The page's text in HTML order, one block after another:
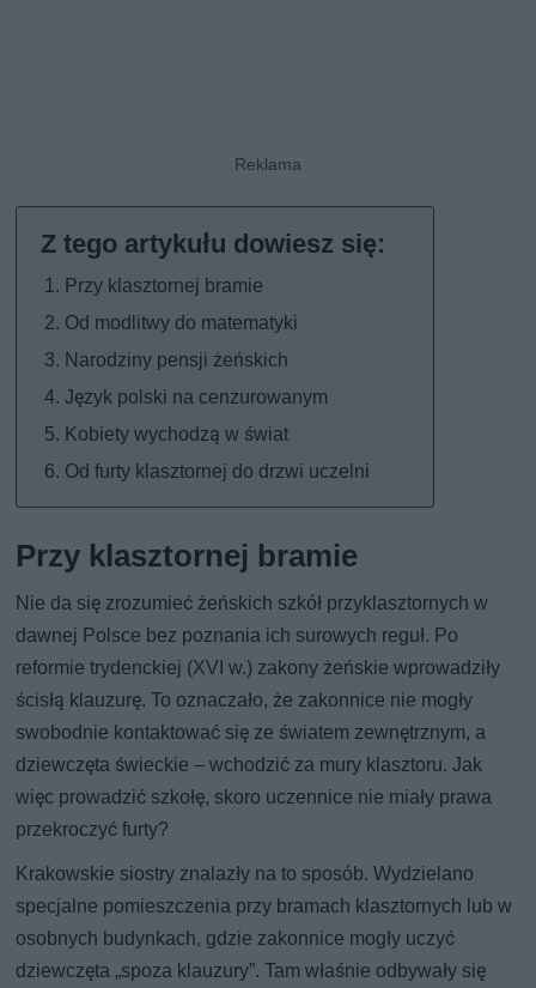
Przy klasztornej bramie
Od modlitwy do matematyki
Narodziny pensji żeńskich
Język polski na cenzurowanym
Kobiety wychodzą w świat
Od furty klasztornej do drzwi uczelni
Przy klasztornej bramie
Nie da się zrozumieć żeńskich szkół przyklasztornych w
dawnej Polsce bez poznania ich surowych reguł. Po
reformie trydenckiej (XVI w.) zakony żeńskie wprowadziły
ścisłą klauzurę. To oznaczało, że zakonnice nie mogły
swobodnie kontaktować się ze światem zewnętrznym, a
dziewczęta świeckie – wchodzić za mury klasztoru. Jak
więc prowadzić szkołę, skoro uczennice nie miały prawa
przekroczyć furty?
Krakowskie siostry znalazły na to sposób. Wydzielano
specjalne pomieszczenia przy bramach klasztornych lub w
osobnych budynkach, gdzie zakonnice mogły uczyć
dziewczęta „spoza klauzury”. Tam właśnie odbywały się